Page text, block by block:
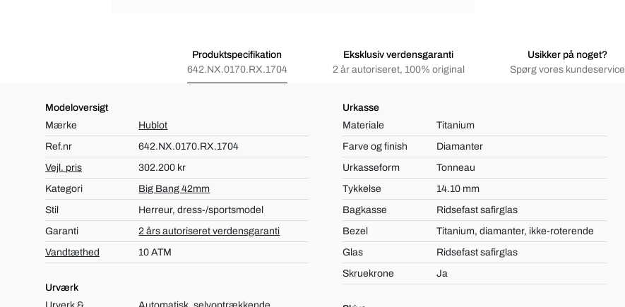
Produktspecifikation
642.NX.0170.RX.1704
Eksklusiv verdensgaranti
2 år autoriseret, 100% original
Usikker på noget?
Spørg vores kundeservice
Modeloversigt
Mærke
Hublot
Ref.nr
642.NX.0170.RX.1704
Vejl. pris
302.200 kr
Kategori
Big Bang 42mm
Stil
Herreur, dress-/sportsmodel
Garanti
2 års autoriseret verdensgaranti
Vandtæthed
10 ATM
Urværk
Urkasse
Materiale
Titanium
Farve og finish
Diamanter
Urkasseform
Tonneau
Tykkelse
14.10 mm
Bagkasse
Ridsefast safirglas
Bezel
Titanium, diamanter, ikke-roterende
Glas
Ridsefast safirglas
Skruekrone
Ja